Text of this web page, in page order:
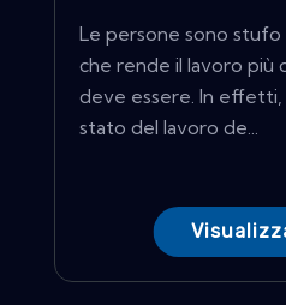
Le persone sono stufo
che rende il lavoro più
deve essere. In effetti,
stato del lavoro de...